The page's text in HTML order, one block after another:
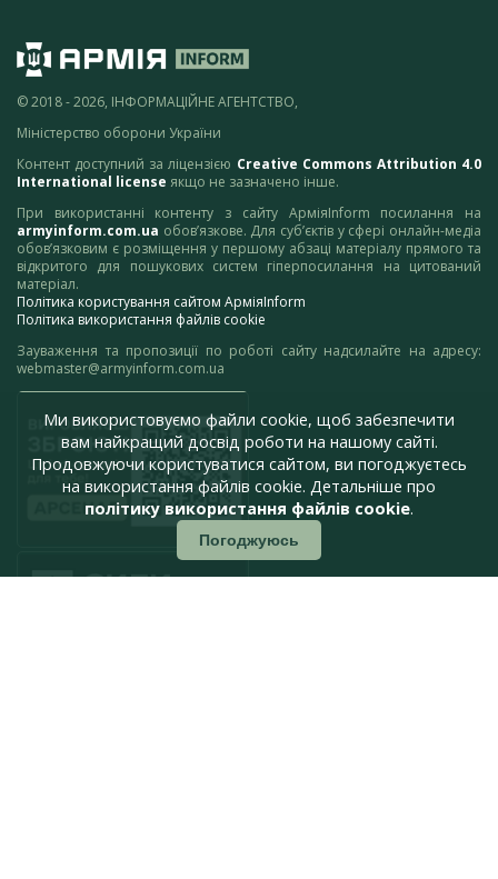
© 2018 - 2026, ІНФОРМАЦІЙНЕ АГЕНТСТВО,
Міністерство оборони України
Контент доступний за ліцензією Creative Commons Attribution 4.0
International license якщо не зазначено інше.
При використанні контенту з сайту АрміяInform посилання на
armyinform.com.ua обов’язкове. Для суб’єктів у сфері онлайн-медіа
обов’язковим є розміщення у першому абзаці матеріалу прямого та
відкритого для пошукових систем гіперпосилання на цитований
матеріал.
Політика користування сайтом АрміяInform
Політика використання файлів cookie
Зауваження та пропозиції по роботі сайту надсилайте на адресу:
webmaster@armyinform.com.ua
Ми використовуємо файли cookie, щоб забезпечити
вам найкращий досвід роботи на нашому сайті.
Продовжуючи користуватися сайтом, ви погоджуєтесь
на використання файлів cookie. Детальніше про
політику використання файлів cookie.
Погоджуюсь